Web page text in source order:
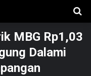
MBG Rp1,03
Dalami